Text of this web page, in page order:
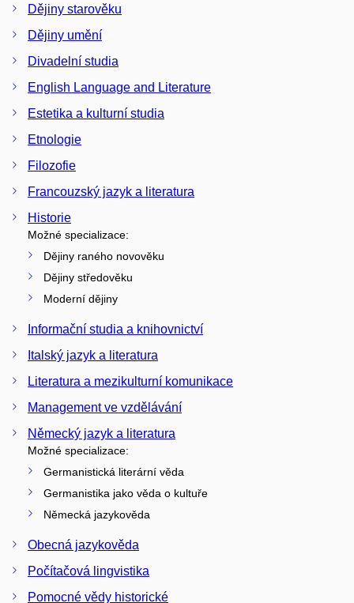
Dějiny starověku
Dějiny umění
Divadelní studia
English Language and Literature
Estetika a kulturní studia
Etnologie
Filozofie
Francouzský jazyk a literatura
Historie
Možné specializace:
Dějiny raného novověku
Dějiny středověku
Moderní dějiny
Informační studia a knihovnictví
Italský jazyk a literatura
Literatura a mezikulturní komunikace
Management ve vzdělávání
Německý jazyk a literatura
Možné specializace:
Germanistická literární věda
Germanistika jako věda o kultuře
Německá jazykověda
Obecná jazykověda
Počítačová lingvistika
Pomocné vědy historické